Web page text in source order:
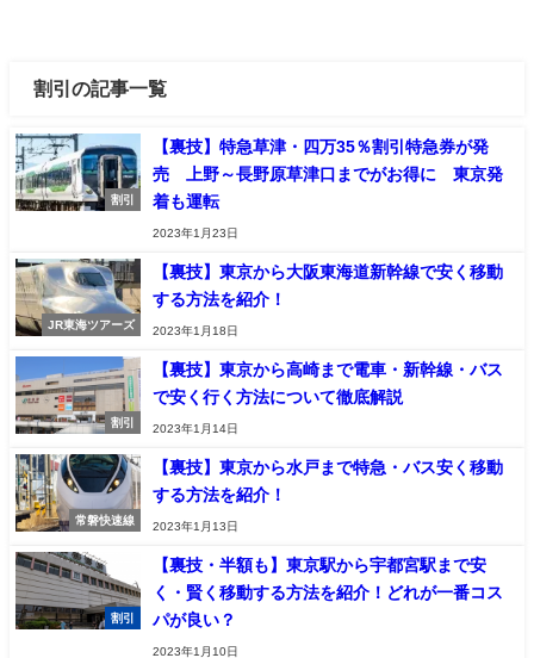
割引の記事一覧
割引
【裏技】特急草津・四万35％割引特急券が発
売 上野～長野原草津口までがお得に 東京発
着も運転
2023年1月23日
JR東海ツアーズ
【裏技】東京から大阪東海道新幹線で安く移動
する方法を紹介！
2023年1月18日
割引
【裏技】東京から高崎まで電車・新幹線・バス
で安く行く方法について徹底解説
2023年1月14日
常磐快速線
【裏技】東京から水戸まで特急・バス安く移動
する方法を紹介！
2023年1月13日
割引
【裏技・半額も】東京駅から宇都宮駅まで安
く・賢く移動する方法を紹介！どれが一番コス
パが良い？
2023年1月10日